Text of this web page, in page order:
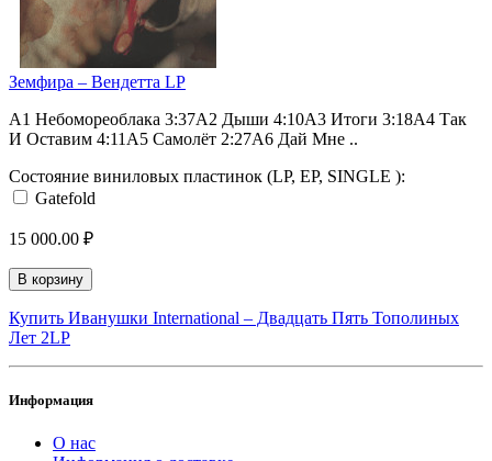
Земфира – Вендетта LP
A1 Небомореоблака 3:37A2 Дыши 4:10A3 Итоги 3:18A4 Так
И Оставим 4:11A5 Самолёт 2:27A6 Дай Мне ..
Состояние виниловых пластинок (LP, EP, SINGLE ):
Gatefold
15 000.00 ₽
В корзину
Купить Иванушки International – Двадцать Пять Тополиных
Лет 2LP
Информация
О нас